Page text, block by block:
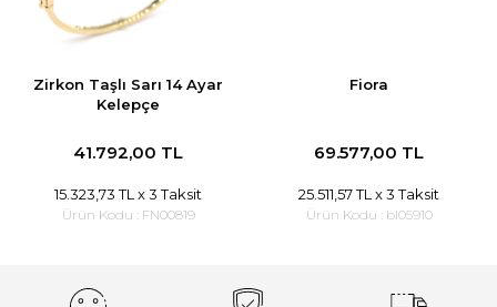
Zirkon Taşlı Sarı 14 Ayar
Kelepçe
41.792,00 TL
15.323,73 TL x 3 Taksit
Ürün Kodu : FN00819
Fiora
69.577,00 TL
25.511,57 TL x 3 Taksit
Ürün Kodu : bl05910